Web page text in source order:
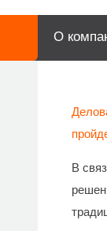
О
В